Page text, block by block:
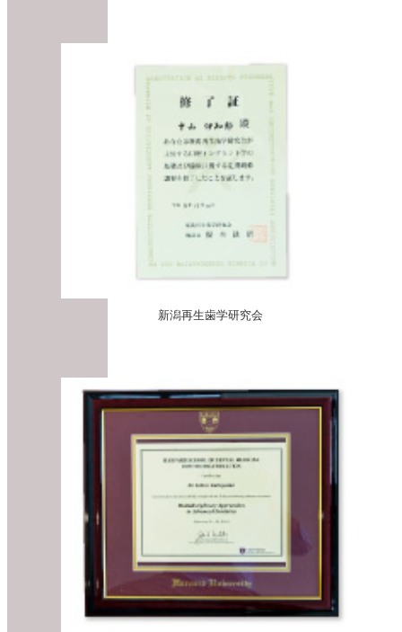
新潟再生歯学研究会